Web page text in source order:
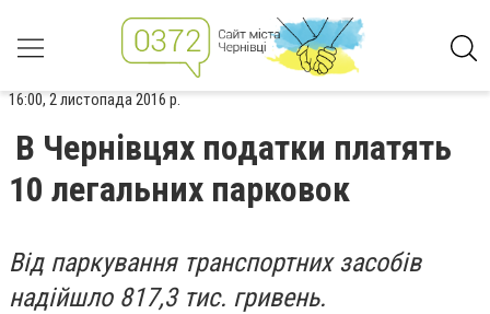
16:00, 2 листопада 2016 р.
В Чернівцях податки платять
10 легальних парковок
Від паркування транспортних засобів
надійшло 817,3 тис. гривень.